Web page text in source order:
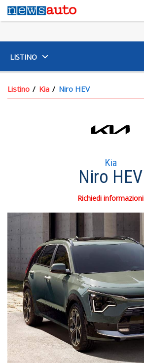
LISTINO
Listino Kia Niro HEV
Kia
Niro HEV
Richiedi informazioni